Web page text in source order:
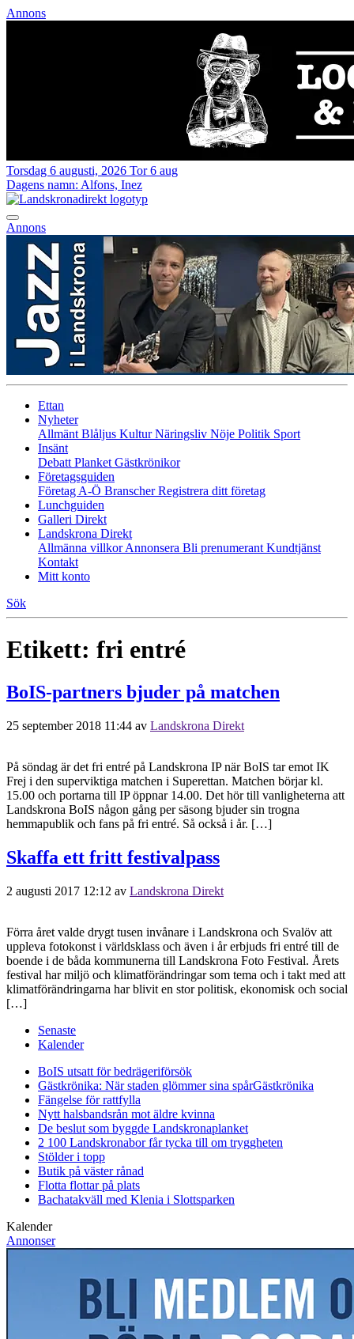
Annons
Torsdag 6 augusti, 2026 Tor 6 aug
Dagens namn: Alfons, Inez
Annons
Ettan
Nyheter
Allmänt Blåljus KulturNäringsliv Nöje Politik Sport
Insänt
Debatt Planket Gästkrönikor
Företagsguiden
Företag A-Ö BranscherRegistrera ditt företag
Lunchguiden
Galleri Direkt
Landskrona Direkt
Allmänna villkorAnnonsera Bli prenumerant Kundtjänst
Kontakt
Mitt konto
Sök
Etikett: fri entré
BoIS-partners bjuder på matchen
25 september 2018 11:44 av Landskrona Direkt
På söndag är det fri entré på Landskrona IP när BoIS tar emot IK
Frej i den superviktiga matchen i Superettan. Matchen börjar kl.
15.00 och portarna till IP öppnar 14.00. Det hör till vanligheterna att
Landskrona BoIS någon gång per säsong bjuder sin trogna
hemmapublik och fans på fri entré. Så också i år. […]
Skaffa ett fritt festivalpass
2 augusti 2017 12:12 av Landskrona Direkt
Förra året valde drygt tusen invånare i Landskrona och Svalöv att
uppleva fotokonst i världsklass och även i år erbjuds fri entré till de
boende i de båda kommunerna till Landskrona Foto Festival. Årets
festival har miljö och klimatförändringar som tema och i takt med att
klimatförändringarna har blivit en stor politisk, ekonomisk och social
[…]
Senaste
Kalender
BoIS utsatt för bedrägeriförsök
Gästkrönika: När staden glömmer sina spårGästkrönika
Fängelse för rattfylla
Nytt halsbandsrån mot äldre kvinna
De beslut som byggde Landskronaplanket
2 100 Landskronabor får tycka till om tryggheten
Stölder i topp
Butik på väster rånad
Flotta flottar på plats
Bachatakväll med Klenia i Slottsparken
Kalender
Annonser